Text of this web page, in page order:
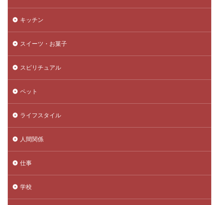
キッチン
スイーツ・お菓子
スピリチュアル
ペット
ライフスタイル
人間関係
仕事
学校